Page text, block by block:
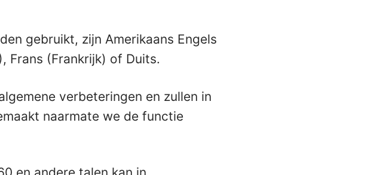
gebruikt, zijn Amerikaans Engels
Frans (Frankrijk) of Duits.
verbeteringen en zullen in
naarmate we de functie